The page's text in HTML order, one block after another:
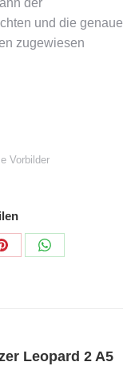
der
und die genaue
zugewiesen
Vorbilder
Share
Share
Leopard 2 A5